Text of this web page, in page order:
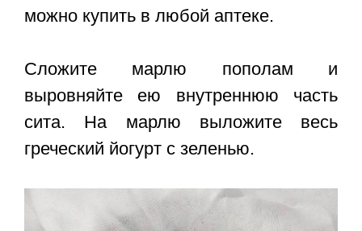
можно купить в любой аптеке.
Сложите марлю пополам и
выровняйте ею внутреннюю часть
сита. На марлю выложите весь
греческий йогурт с зеленью.